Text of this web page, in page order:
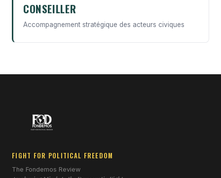
CONSEILLER
Accompagnement stratégique des acteurs civiques
FIGHT FOR POLITICAL FREEDOM
The Fondemos Review